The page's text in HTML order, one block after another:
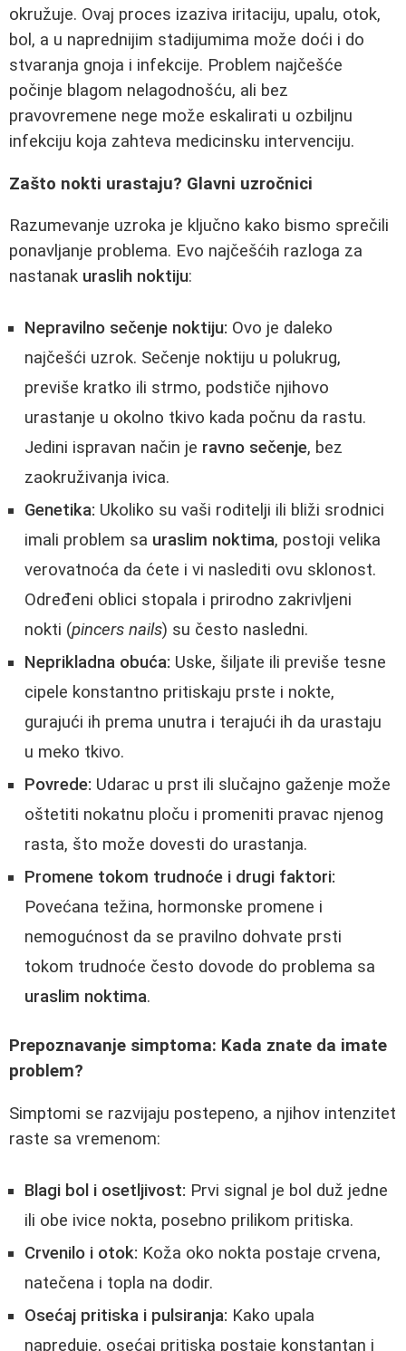
okružuje. Ovaj proces izaziva iritaciju, upalu, otok,
bol, a u naprednijim stadijumima može doći i do
stvaranja gnoja i infekcije. Problem najčešće
počinje blagom nelagodnošću, ali bez
pravovremene nege može eskalirati u ozbiljnu
infekciju koja zahteva medicinsku intervenciju.
Zašto nokti urastaju? Glavni uzročnici
Razumevanje uzroka je ključno kako bismo sprečili
ponavljanje problema. Evo najčešćih razloga za
nastanak uraslih noktiju:
Nepravilno sečenje noktiju: Ovo je daleko
najčešći uzrok. Sečenje noktiju u polukrug,
previše kratko ili strmo, podstiče njihovo
urastanje u okolno tkivo kada počnu da rastu.
Jedini ispravan način je ravno sečenje, bez
zaokruživanja ivica.
Genetika: Ukoliko su vaši roditelji ili bliži srodnici
imali problem sa uraslim noktima, postoji velika
verovatnoća da ćete i vi naslediti ovu sklonost.
Određeni oblici stopala i prirodno zakrivljeni
nokti (pincers nails) su često nasledni.
Neprikladna obuća: Uske, šiljate ili previše tesne
cipele konstantno pritiskaju prste i nokte,
gurajući ih prema unutra i terajući ih da urastaju
u meko tkivo.
Povrede: Udarac u prst ili slučajno gaženje može
oštetiti nokatnu ploču i promeniti pravac njenog
rasta, što može dovesti do urastanja.
Promene tokom trudnoće i drugi faktori:
Povećana težina, hormonske promene i
nemogućnost da se pravilno dohvate prsti
tokom trudnoće često dovode do problema sa
uraslim noktima.
Prepoznavanje simptoma: Kada znate da imate
problem?
Simptomi se razvijaju postepeno, a njihov intenzitet
raste sa vremenom:
Blagi bol i osetljivost: Prvi signal je bol duž jedne
ili obe ivice nokta, posebno prilikom pritiska.
Crvenilo i otok: Koža oko nokta postaje crvena,
natečena i topla na dodir.
Osećaj pritiska i pulsiranja: Kako upala
napreduje, osećaj pritiska postaje konstantan i